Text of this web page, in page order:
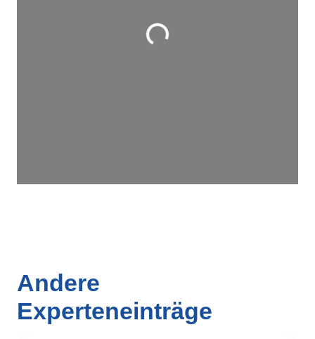
Wird geladen …
Andere
Experteneinträge